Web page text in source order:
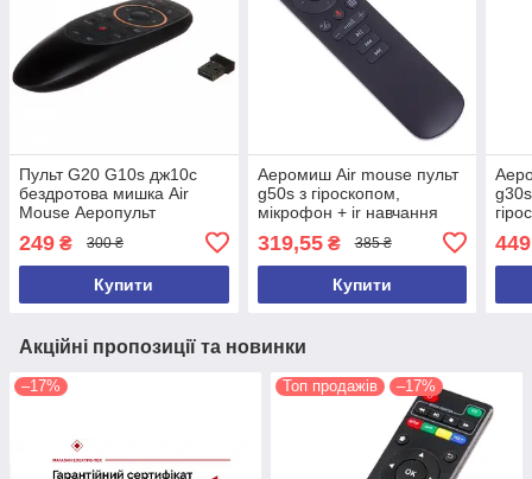
Пульт G20 G10s дж10c
бездротова мишка Air
Mouse Аеропульт
ГІРОСКОПОП
249 ₴ 300 ₴
Купити
Аеромиш Air mouse пульт
g50s з гіроскопом,
мікрофон + ir навчання
319,55₴ 385 ₴
Купити
Акційні пропозиції та новинки
–17% Топ продажів –17%